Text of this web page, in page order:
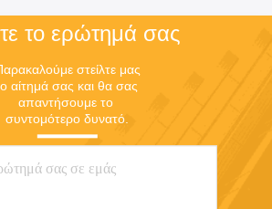
το ερώτημά σας
στείλτε μας
αίτημά σας και θα σας
απαντήσουμε το
συντομότερο δυνατό.